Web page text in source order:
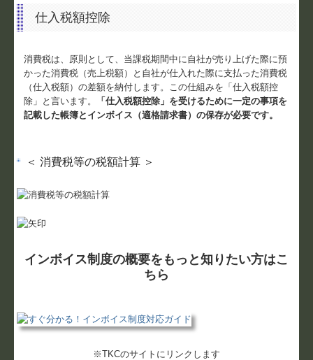
仕入税額控除
消費税は、原則として、当課税期間中に自社が売り上げた際に預
かった消費税（売上税額）と自社が仕入れた際に支払った消費税
（仕入税額）の差額を納付します。この仕組みを「仕入税額控
除」と言います。
「仕入税額控除」を受けるために一定の事項を
記載した帳簿とインボイス（適格請求書）の保存が必要です。
＜ 消費税等の税額計算 ＞
インボイス制度の概要をもっと知りたい方はこ
ちら
※TKCのサイトにリンクします